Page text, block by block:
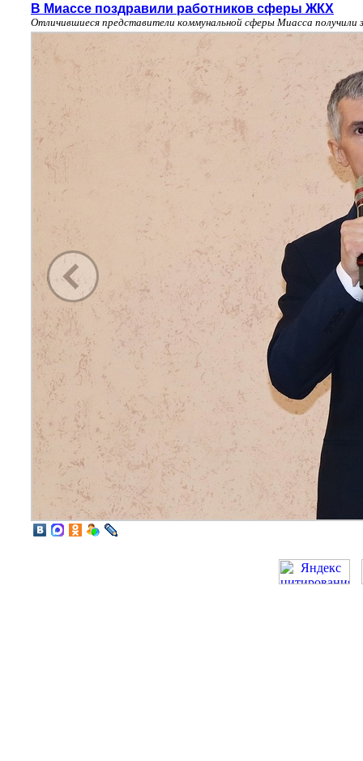
В Миассе поздравили работников сферы ЖКХ
Отличившиеся представители коммунальной сферы Миасса